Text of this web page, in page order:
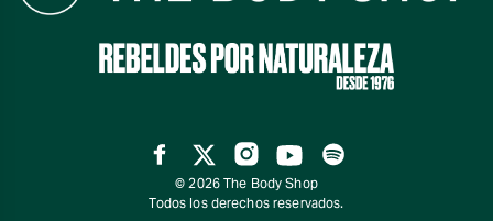
© 2026 The Body Shop
Todos los derechos reservados.
Facebook
TwitterInstagram
YouTube